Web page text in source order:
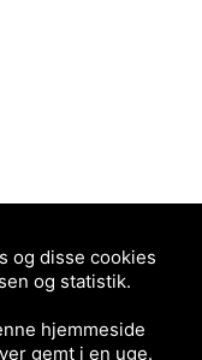
og disse cookies
og statistik.
hjemmeside
gemt i en uge.